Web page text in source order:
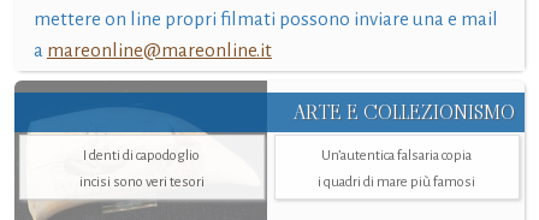
mettere on line propri filmati possono inviare una e mail
a mareonline@mareonline.it
ARTE E COLLEZIONISMO
I denti di capodoglio
incisi sono veri tesori
Un’autentica falsaria copia
i quadri di mare più famosi